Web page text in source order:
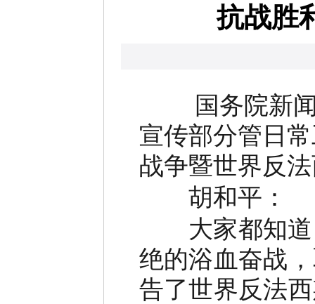
抗战胜
国务院新
宣传部分管日
战争暨世界反
胡和平：
大家都知道
绝的浴血奋战
告了世界反法